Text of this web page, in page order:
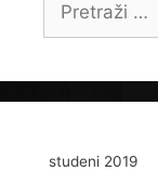
studeni 2019